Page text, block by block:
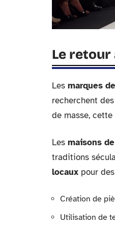
Le retour
Les marques
recherchent des
de masse,
Les maisons
traditions
locaux pour
Création de
Utilisation de